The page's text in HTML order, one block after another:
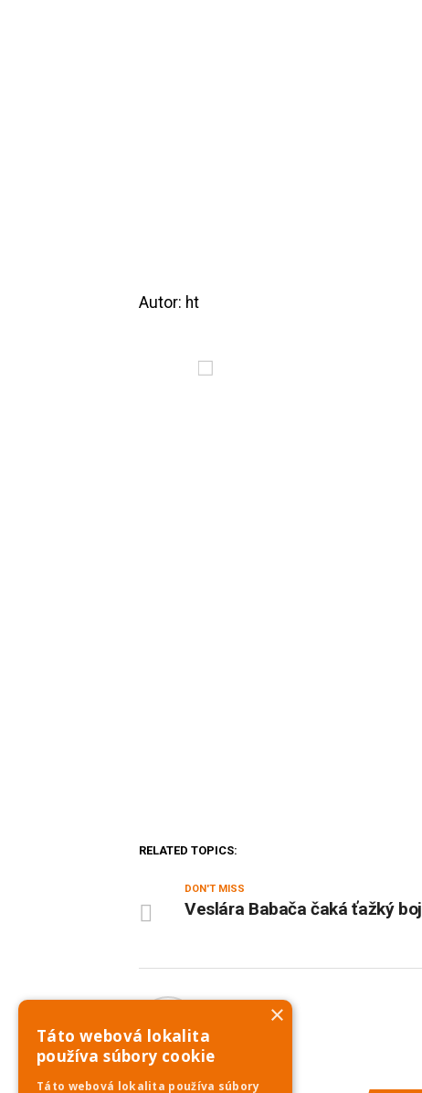
Autor: ht
RELATED TOPICS:
DON'T MISS
Veslára Babača čaká ťažký boj
×
Táto webová lokalita
používa súbory cookie
Táto webová lokalita používa súbory